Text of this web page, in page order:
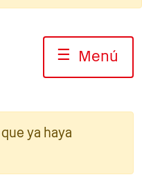
☰ Menú
ya haya